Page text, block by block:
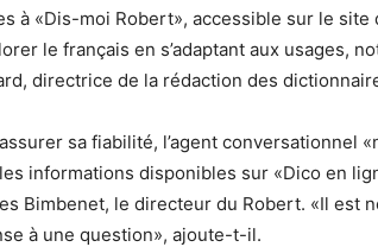
à «Dis-moi Robert», accessible sur le site
le français en s’adaptant aux usages,
directrice de la rédaction des
sa fiabilité, l’agent conversationnel
informations disponibles sur «Dico en
Bimbenet, le directeur du Robert. «Il est
à une question», ajoute-t-il.